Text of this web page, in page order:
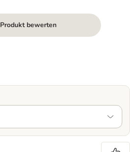
Produkt bewerten